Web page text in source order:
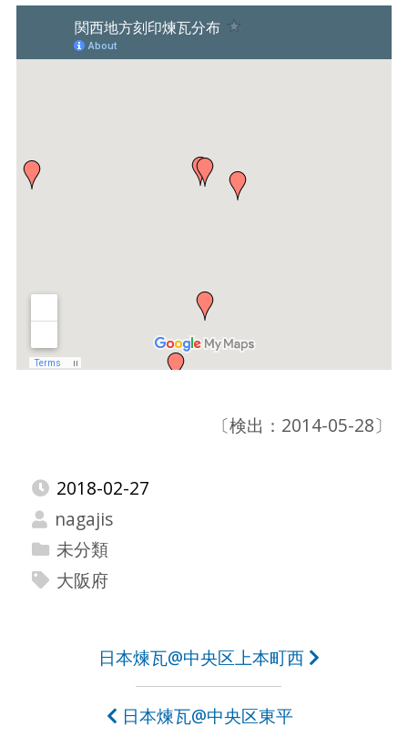
〔検出：2014-05-28〕
2018-02-27
nagajis
未分類
大阪府
日本煉瓦@中央区上本町西
日本煉瓦@中央区東平